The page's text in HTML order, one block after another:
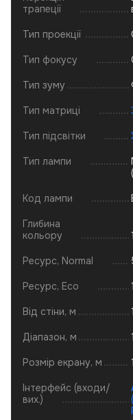
трапеції
Тип проекції
Тип фокусу
Тип зуму
Тип матриці
Тип підсвітки
Тип лампи
Код лампи
Глибина
кольору
Ресурс, Normal
Ресурс, Eco
Від стіни, м 1
Діапазон, м
Розмір екрану, м
Інтерфейс (входи/
вих.)